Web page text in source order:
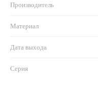
Производитель
Материал
Дата выхода
Серия